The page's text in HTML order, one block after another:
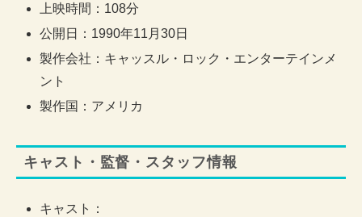
上映時間：108分
公開日：1990年11月30日
製作会社：キャッスル・ロック・エンターテインメ
ント
製作国：アメリカ
キャスト・監督・スタッフ情報
キャスト：